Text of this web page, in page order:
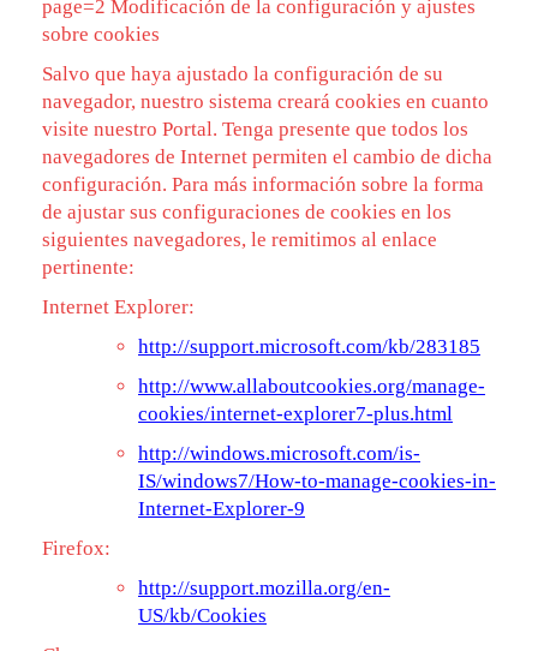
page=2 Modificación de la configuración y ajustes
sobre cookies
Salvo que haya ajustado la configuración de su
navegador, nuestro sistema creará cookies en cuanto
visite nuestro Portal. Tenga presente que todos los
navegadores de Internet permiten el cambio de dicha
configuración. Para más información sobre la forma
de ajustar sus configuraciones de cookies en los
siguientes navegadores, le remitimos al enlace
pertinente:
Internet Explorer:
http://support.microsoft.com/kb/283185
http://www.allaboutcookies.org/manage-
cookies/internet-explorer7-plus.html
http://windows.microsoft.com/is-
IS/windows7/How-to-manage-cookies-in-
Internet-Explorer-9
Firefox:
http://support.mozilla.org/en-
US/kb/Cookies